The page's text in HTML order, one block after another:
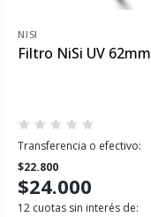
NISI
Filtro NiSi UV 62mm
Transferencia o efectivo:
$22.800
$24.000
12 cuotas sin interés de: